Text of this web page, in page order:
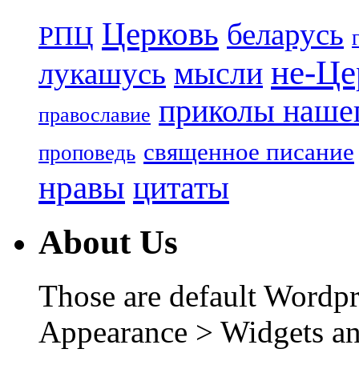
РПЦ Церковь беларусь
лукашусь мысли не-
православие приколы
проповедь священное писание
нравы цитаты
About Us
Those are default
Appearance > Widgets